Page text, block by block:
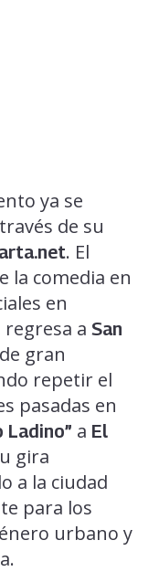
ya se
de su
. El
la comedia en
en
regresa a San
gran
repetir el
pasadas en
Ladino” a El
gira
a la ciudad
para los
urbano y